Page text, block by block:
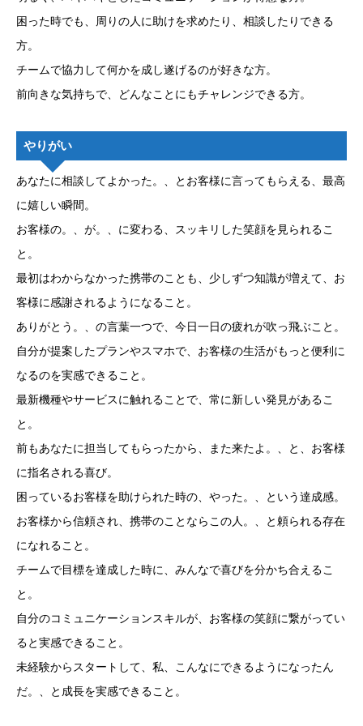
困った時でも、周りの人に助けを求めたり、相談したりできる
方。
チームで協力して何かを成し遂げるのが好きな方。
前向きな気持ちで、どんなことにもチャレンジできる方。
やりがい
あなたに相談してよかった。、とお客様に言ってもらえる、最高
に嬉しい瞬間。
お客様の。、が。、に変わる、スッキリした笑顔を見られるこ
と。
最初はわからなかった携帯のことも、少しずつ知識が増えて、お
客様に感謝されるようになること。
ありがとう。、の言葉一つで、今日一日の疲れが吹っ飛ぶこと。
自分が提案したプランやスマホで、お客様の生活がもっと便利に
なるのを実感できること。
最新機種やサービスに触れることで、常に新しい発見があるこ
と。
前もあなたに担当してもらったから、また来たよ。、と、お客様
に指名される喜び。
困っているお客様を助けられた時の、やった。、という達成感。
お客様から信頼され、携帯のことならこの人。、と頼られる存在
になれること。
チームで目標を達成した時に、みんなで喜びを分かち合えるこ
と。
自分のコミュニケーションスキルが、お客様の笑顔に繋がってい
ると実感できること。
未経験からスタートして、私、こんなにできるようになったん
だ。、と成長を実感できること。